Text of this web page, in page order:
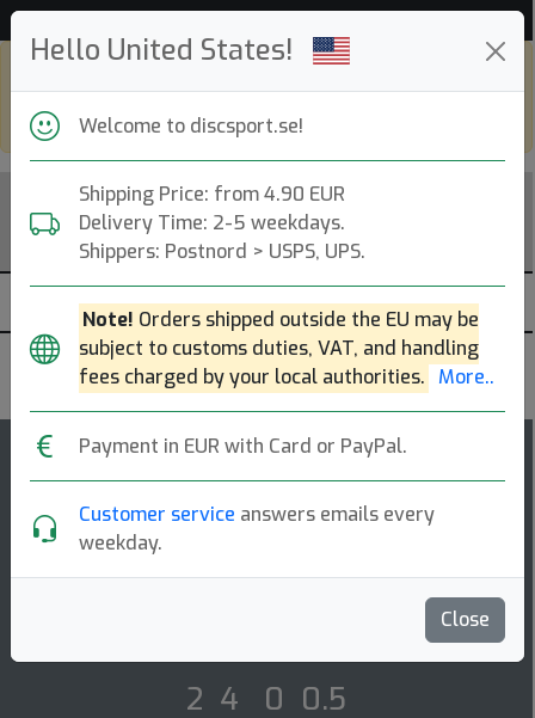
Hello United States!
Welcome to discsport.se!
Shipping Price: from 4.90 EUR
Delivery Time: 2-5 weekdays.
Shippers: Postnord > USPS, UPS.
Note! Orders shipped outside the EU may be
subject to customs duties, VAT, and handling
fees charged by your local authorities. More..
Payment in EUR with Card or PayPal.
Customer service answers emails every
weekday.
Close
go todiscsport.com
Axiom Discs
6
Pixel
The second disc in the simon line is officially here, the
electron pixel! debuting with flight numbers of 2 | 4 | 0
2 4 0 0.5